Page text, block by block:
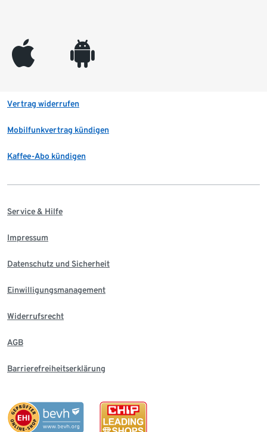
appleinc android
Vertrag widerrufen
Mobilfunkvertrag kündigen
Kaffee-Abo kündigen
Service & Hilfe
Impressum
Datenschutz und Sicherheit
Einwilligungsmanagement
Widerrufsrecht
AGB
Barrierefreiheitserklärung